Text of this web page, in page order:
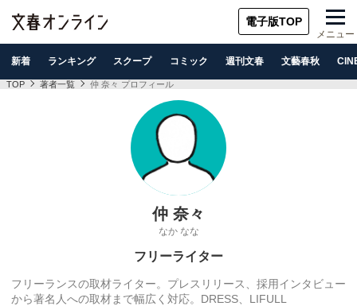
電子版TOP
メニュー
新着 ランキング スクープ コミック 週刊文春 文藝春秋
TOP 著者一覧 仲 奈々 プロフィール
仲 奈々
なか なな
フリーライター
フリーランスの取材ライター。プレスリリース、採用インタビュー
から著名人への取材まで幅広く対応。DRESS、LIFULL